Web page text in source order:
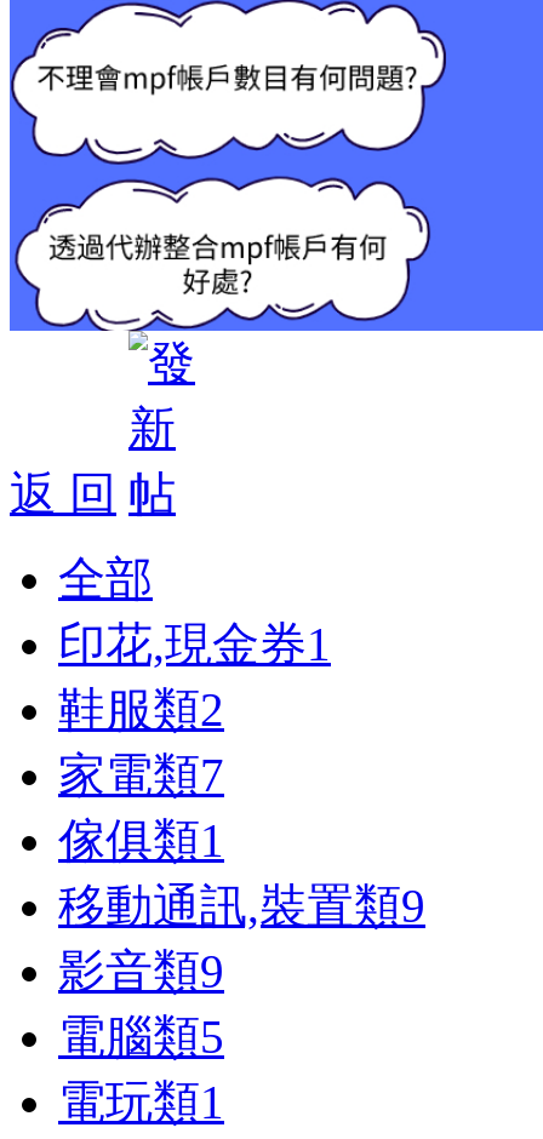
返 回
全部
印花,現金券1
鞋服類2
家電類7
傢俱類1
移動通訊,裝置類9
影音類9
電腦類5
電玩類1